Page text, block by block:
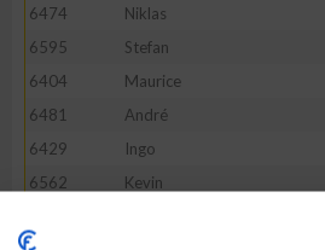
6474
Niklas
6595
Stefan
6404
Maurice
6481
André
6429
Ingo
6562
Kevin